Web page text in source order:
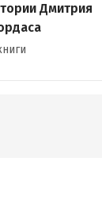
Дмитрия